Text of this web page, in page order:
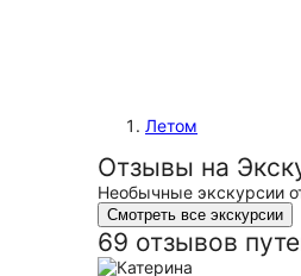
Летом
Отзывы на
Необычные экскурсии
Смотреть все экскурсии
69 отзывов